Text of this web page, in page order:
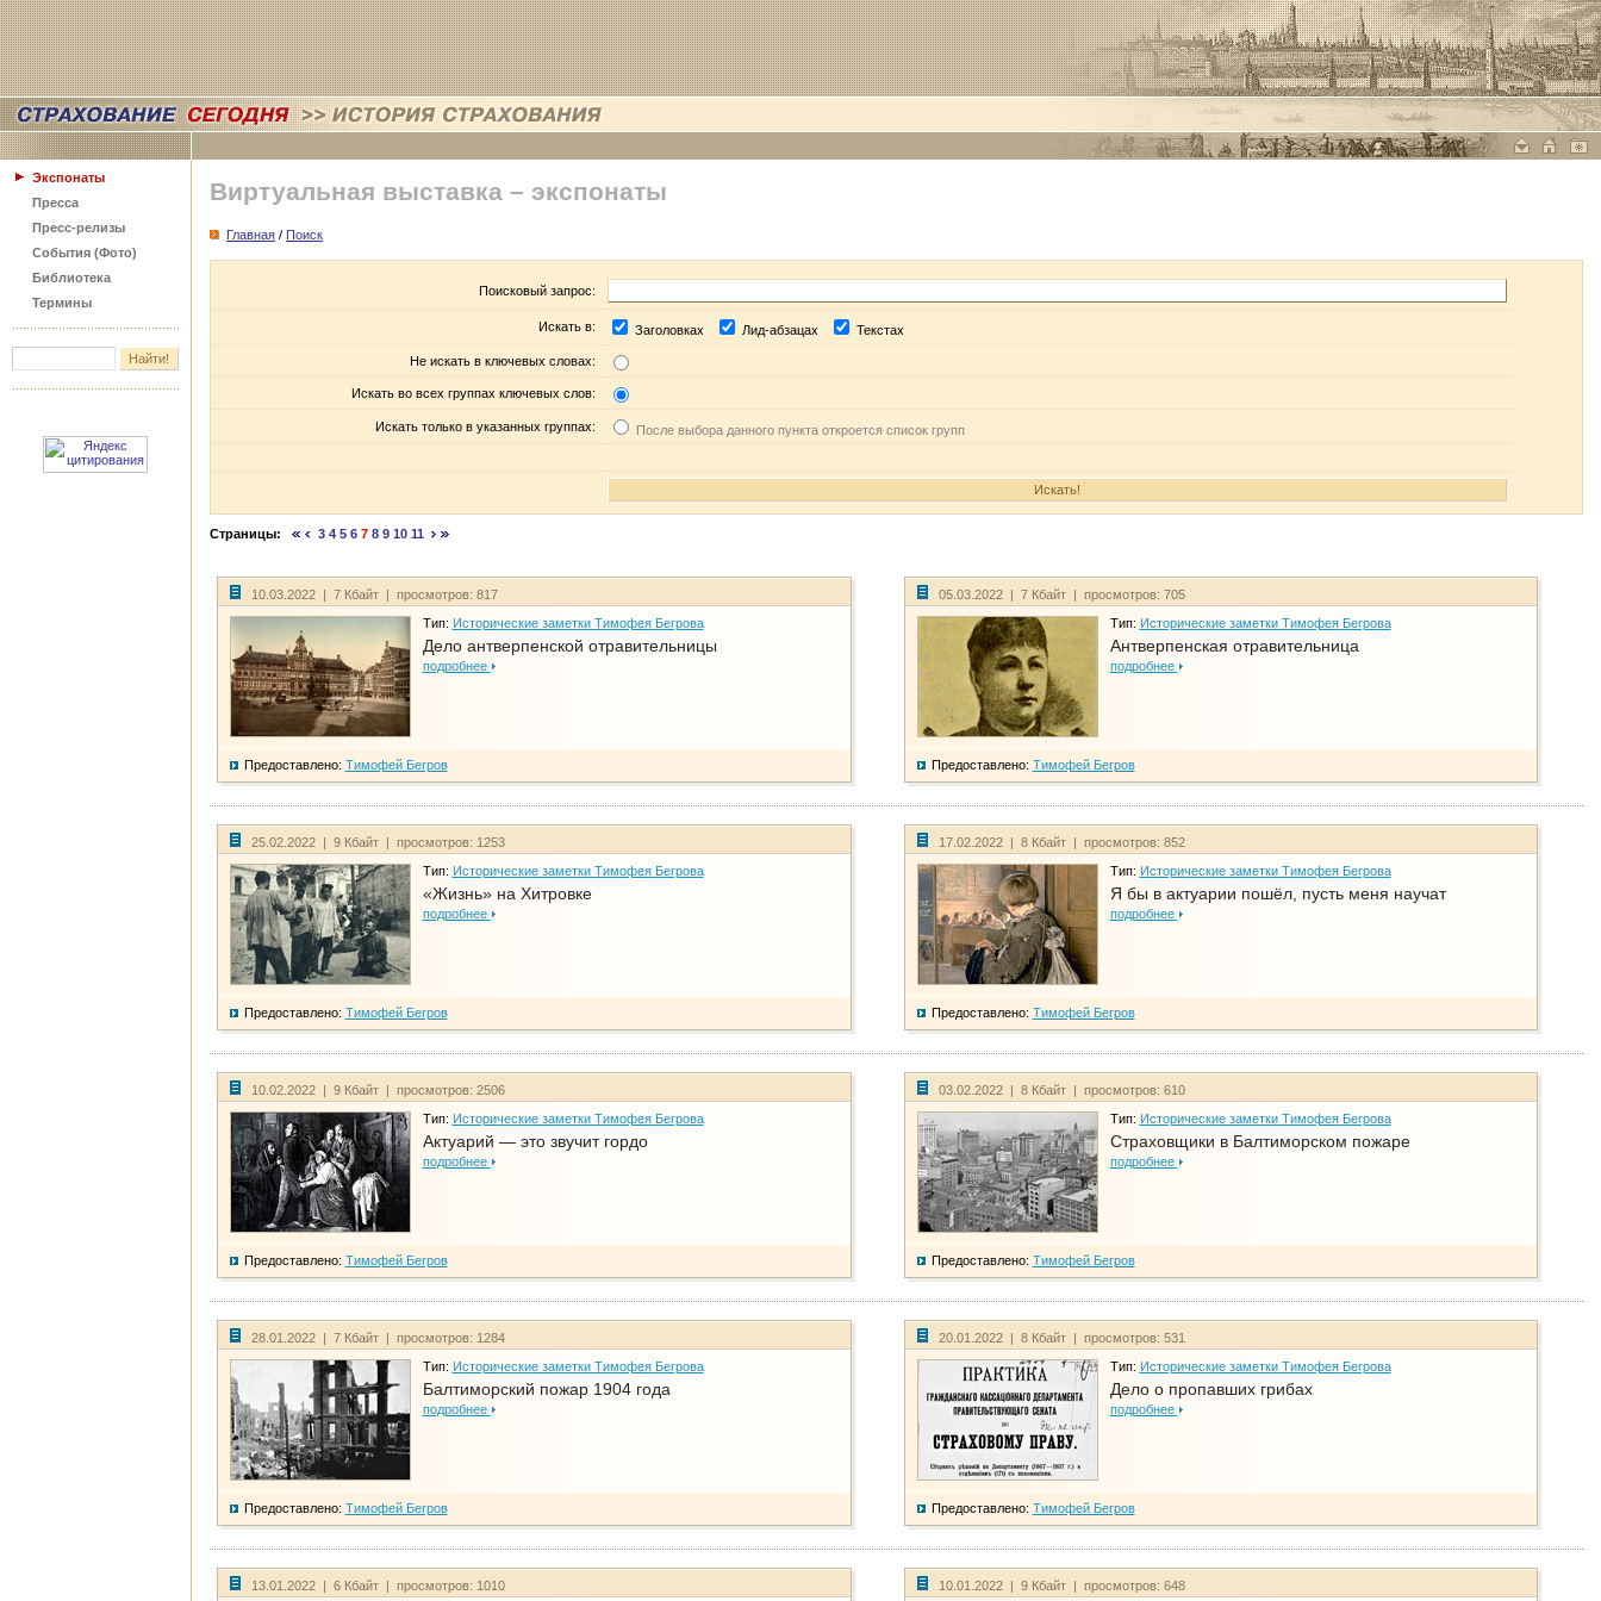
Экспонаты
Пресса
Пресс-релизы
События (Фото)
Библиотека
Термины
Виртуальная выставка – экспонаты
Главная / Поиск
Поисковый запрос:
Искать в: Заголовках Лид-абзацах Текстах
Не искать в ключевых словах:
Искать во всех группах ключевых слов:
Искать только в указанных группах: После выбора данного пункта откроется список групп
Страницы: 3 4 5 6 7 8 9 10 11
10.03.2022 | 7 Кбайт | просмотров: 817
Тип: Исторические заметки Тимофея Бегрова
Дело антверпенской отравительницы
подробнее
Предоставлено: Тимофей Бегров
05.03.2022 | 7 Кбайт | просмотров: 705
Тип: Исторические заметки Тимофея Бегрова
Антверпенская отравительница
подробнее
Предоставлено: Тимофей Бегров
25.02.2022 | 9 Кбайт | просмотров: 1253
Тип: Исторические заметки Тимофея Бегрова
«Жизнь» на Хитровке
подробнее
Предоставлено: Тимофей Бегров
17.02.2022 | 8 Кбайт | просмотров: 852
Тип: Исторические заметки Тимофея Бегрова
Я бы в актуарии пошёл, пусть меня научат
подробнее
Предоставлено: Тимофей Бегров
10.02.2022 | 9 Кбайт | просмотров: 2506
Тип: Исторические заметки Тимофея Бегрова
Актуарий — это звучит гордо
подробнее
Предоставлено: Тимофей Бегров
03.02.2022 | 8 Кбайт | просмотров: 610
Тип: Исторические заметки Тимофея Бегрова
Страховщики в Балтиморском пожаре
подробнее
Предоставлено: Тимофей Бегров
28.01.2022 | 7 Кбайт | просмотров: 1284
Тип: Исторические заметки Тимофея Бегрова
Балтиморский пожар 1904 года
подробнее
Предоставлено: Тимофей Бегров
20.01.2022 | 8 Кбайт | просмотров: 531
Тип: Исторические заметки Тимофея Бегрова
Дело о пропавших грибах
подробнее
Предоставлено: Тимофей Бегров
13.01.2022 | 6 Кбайт | просмотров: 1010 10.01.2022 | 9 Кбайт | просмотров: 648